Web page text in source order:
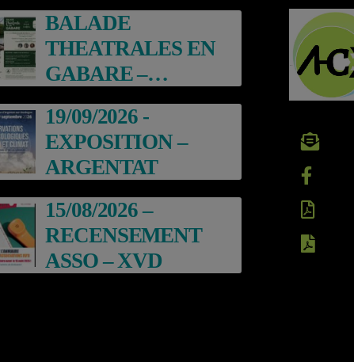
BALADE
THEATRALES EN
GABARE –
ARGENTAT
19/09/2026 -
EXPOSITION –
ARGENTAT
15/08/2026 –
RECENSEMENT
ASSO – XVD